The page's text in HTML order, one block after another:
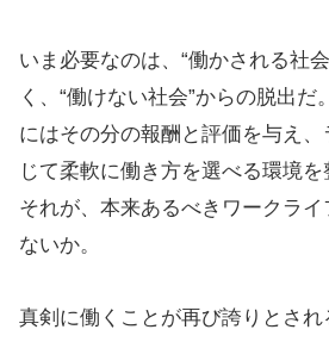
いま必要なのは、“働かされる社
く、“働けない社会”からの脱出だ
にはその分の報酬と評価を与え
じて柔軟に働き方を選べる環境を
それが、本来あるべきワークラ
ないか。
真剣に働くことが再び誇りとさ